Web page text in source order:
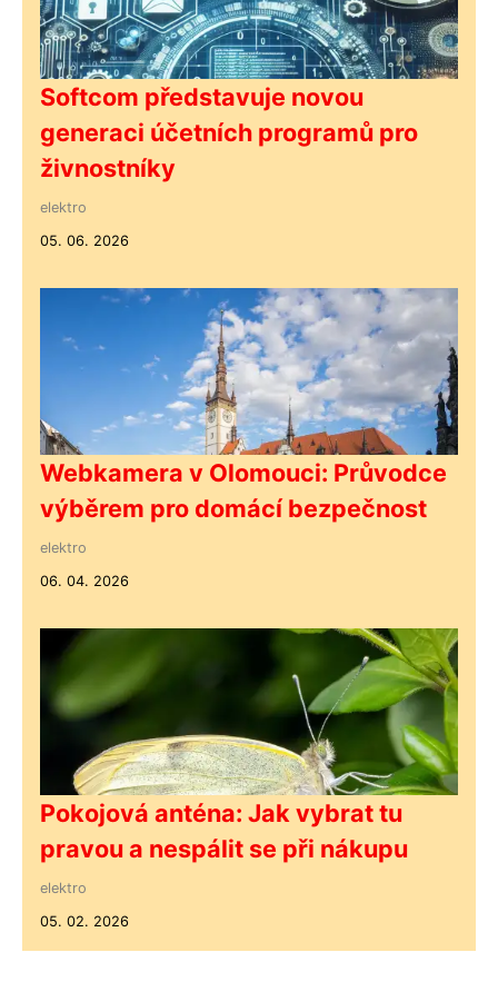
Softcom představuje novou
generaci účetních programů pro
živnostníky
elektro
05. 06. 2026
Webkamera v Olomouci: Průvodce
výběrem pro domácí bezpečnost
elektro
06. 04. 2026
Pokojová anténa: Jak vybrat tu
pravou a nespálit se při nákupu
elektro
05. 02. 2026